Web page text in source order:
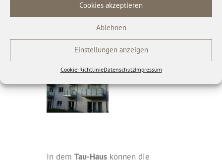
Cookies akzeptieren
Ablehnen
Einstellungen anzeigen
Cookie-RichtlinieDatenschutzImpressum
In dem Tau-Haus können die